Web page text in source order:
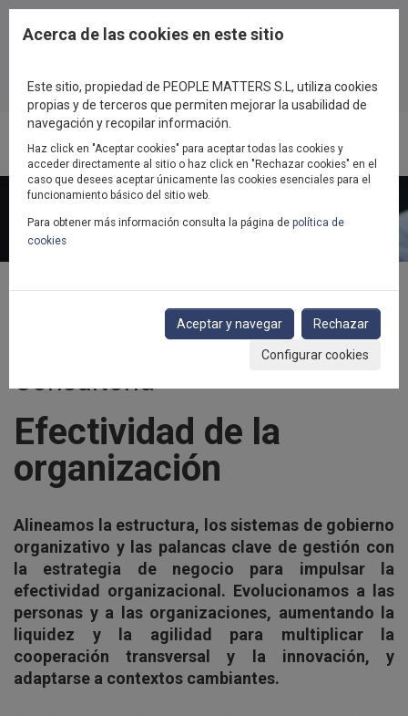
Pasar al contenido principal
Efectividad de la organización
Consultoría
Efectividad de la
organización
Alineamos la estructura, los sistemas de gobierno
organizativo y las palancas clave de gestión con
la estrategia de negocio para impulsar la
efectividad organizacional. Evolucionamos a las
personas y a las organizaciones, aumentando la
liquidez y la agilidad para multiplicar la
cooperación transversal y la innovación, y
adaptarse a contextos cambiantes.
Acerca de las cookies en este sitio
Este sitio, propiedad de PEOPLE MATTERS S.L, utiliza cookies
propias y de terceros que permiten mejorar la usabilidad de
navegación y recopilar información.
Haz click en "Aceptar cookies" para aceptar todas las cookies y
acceder directamente al sitio o haz click en "Rechazar cookies" en el
caso que desees aceptar únicamente las cookies esenciales para el
funcionamiento básico del sitio web.
Para obtener más información consulta la página de política de
cookies
Aceptar y navegar Rechazar
Configurar cookies